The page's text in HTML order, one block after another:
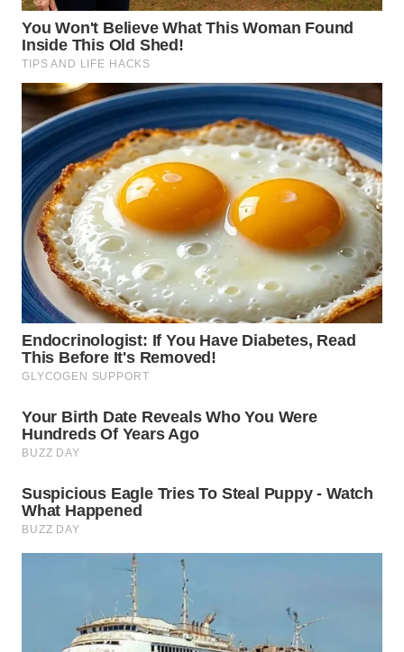
WN
GORONTALO
SULUT
WN
MALUKU
WN
MALUT
WN
DAIRI
WN
DANAU
TOBA
WN
NIAS
WN
LANGKAT
WN